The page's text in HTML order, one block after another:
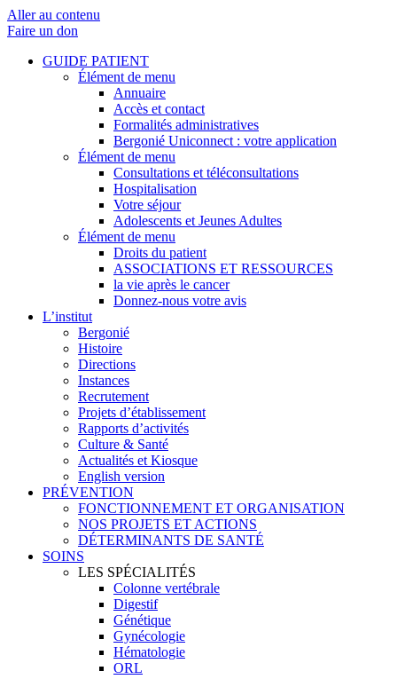
Aller au contenu
Faire un don
GUIDE PATIENT
Élément de menu
Annuaire
Accès et contact
Formalités administratives
Bergonié Uniconnect : votre application
Élément de menu
Consultations et téléconsultations
Hospitalisation
Votre séjour
Adolescents et Jeunes Adultes
Élément de menu
Droits du patient
ASSOCIATIONS ET RESSOURCES
la vie après le cancer
Donnez-nous votre avis
L’institut
Bergonié
Histoire
Directions
Instances
Recrutement
Projets d’établissement
Rapports d’activités
Culture & Santé
Actualités et Kiosque
English version
PRÉVENTION
FONCTIONNEMENT ET ORGANISATION
NOS PROJETS ET ACTIONS
DÉTERMINANTS DE SANTÉ
SOINS
LES SPÉCIALITÉS
Colonne vertébrale
Digestif
Génétique
Gynécologie
Hématologie
ORL